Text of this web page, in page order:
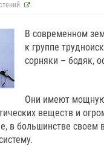
В современном
к группе
сорняки – бодяк,
Они имеют
веществ и
в большинстве своем